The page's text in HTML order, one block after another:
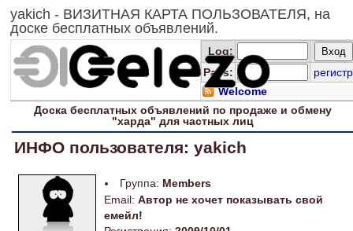
yakich - ВИЗИТНАЯ КАРТА ПОЛЬЗОВАТЕЛЯ, на
доске бесплатных объявлений.
Log:
Pass:
регистр
Welcome
Доскабесплатных объявлений по продаже и обмену
"харда" длячастных лиц
ИНФО пользователя: yakich
Группа: Members
Email: Автор не хочет показывать свой
емейл!